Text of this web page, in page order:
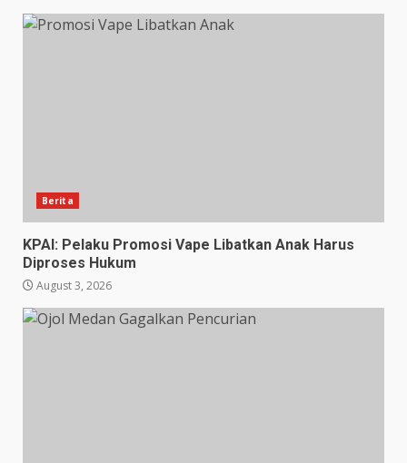
Berita
KPAI: Pelaku Promosi Vape Libatkan Anak Harus
Diproses Hukum
August 3, 2026